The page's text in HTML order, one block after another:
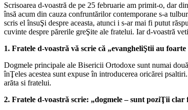
Scrisoarea d-voastră de pe 25 februarie am primit-o, dar
însă acum din cauza confruntărilor contemporane s-a
scris el însuŞi despre aceasta, atunci i s-ar mai fi putut
cuvinte despre părerile greŞite ale fratelui. Iar d-voastră
1. Fratele d-voastră vă scrie că „evangheliŞtii au
Dogmele principale ale Bisericii Ortodoxe sunt numai
înŢeles acestea sunt expuse în introducerea oricărei
arăta si fratelui.
2. Fratele d-voastră scrie: „dogmele – sunt poziŢii